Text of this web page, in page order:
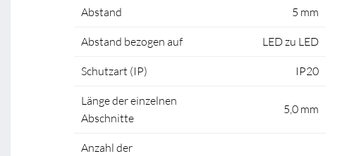
Abstand 5 mm
Abstand bezogen auf LED zu LED
Schutzart (IP) IP20
Länge der einzelnen
Abschnitte
5,0 mm
Anzahl der